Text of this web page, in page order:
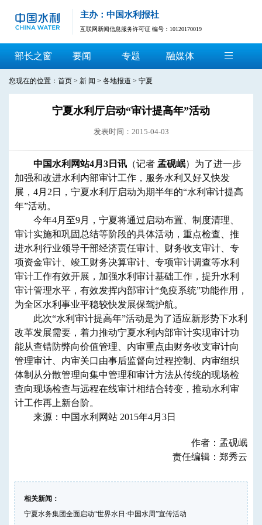
主办：中国水利报社
互联网新闻信息服务许可证 编号：10120170019
部长之窗 要闻 专题 融媒体
您现在的位置： 首页 > 新 闻 > 各地报道 > 宁夏
宁夏水利厅启动“审计提高年”活动
发表时间：2015-04-03
中国水利网站4月3日讯 （记者 孟砚岷）为了进一步
加强和改进水利内部审计工作，服务水利又好又快发
展，4月2日，宁夏水利厅启动为期半年的“水利审计提高
年”活动。
今年4月至9月，宁夏将通过启动布置、制度清理、
审计实施和巩固总结等阶段的具体活动，重点检查、推
进水利行业领导干部经济责任审计、财务收支审计、专
项资金审计、竣工财务决算审计、专项审计调查等水利
审计工作有效开展，加强水利审计基础工作，提升水利
审计管理水平，有效发挥内部审计“免疫系统”功能作用，
为全区水利事业平稳较快发展保驾护航。
此次“水利审计提高年”活动是为了适应新形势下水利
改革发展需要，着力推动宁夏水利内部审计实现审计功
能从查错防弊向价值管理、内审重点由财务收支审计向
管理审计、内审关口由事后监督向过程控制、内审组织
体制从分散管理向集中管理和审计方法从传统的现场检
查向现场检查与远程在线审计相结合转变，推动水利审
计工作再上新台阶。
来源：中国水利网站 2015年4月3日
作者：孟砚岷
责任编辑：郑秀云
相关新闻：
宁夏水务集团全面启动“世界水日·中国水周”宣传活动